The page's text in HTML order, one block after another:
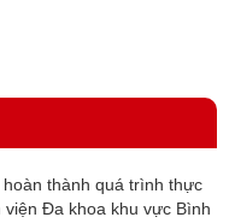
thành quá trình thực
Đa khoa khu vực Bình